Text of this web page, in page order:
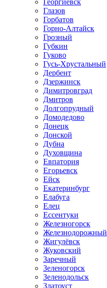
Георгиевск
Глазов
Горбатов
Горно-Алтайск
Грозный
Губкин
Гуково
Гусь-Хрустальный
Дербент
Дзержинск
Димитровград
Дмитров
Долгопрудный
Домодедово
Донецк
Донской
Дубна
Духовщина
Евпатория
Егорьевск
Ейск
Екатеринбург
Елабуга
Елец
Ессентуки
Железногорск
Железнодорожный
Жигулёвск
Жуковский
Заречный
Зеленогорск
Зеленодольск
Златоуст